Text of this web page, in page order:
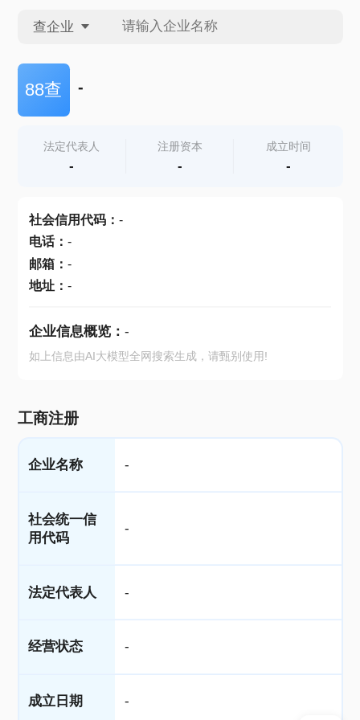
查企业
查企业
查产地
88查 -
法定代表人
-
注册资本
-
成立时间
-
社会信用代码： -
电话： -
邮箱： -
地址： -
企业信息概览： -
如上信息由AI大模型全网搜索生成，请甄别使用!
工商注册
企业名称 -
社会统一信
用代码
-
法定代表人 -
经营状态 -
成立日期 -